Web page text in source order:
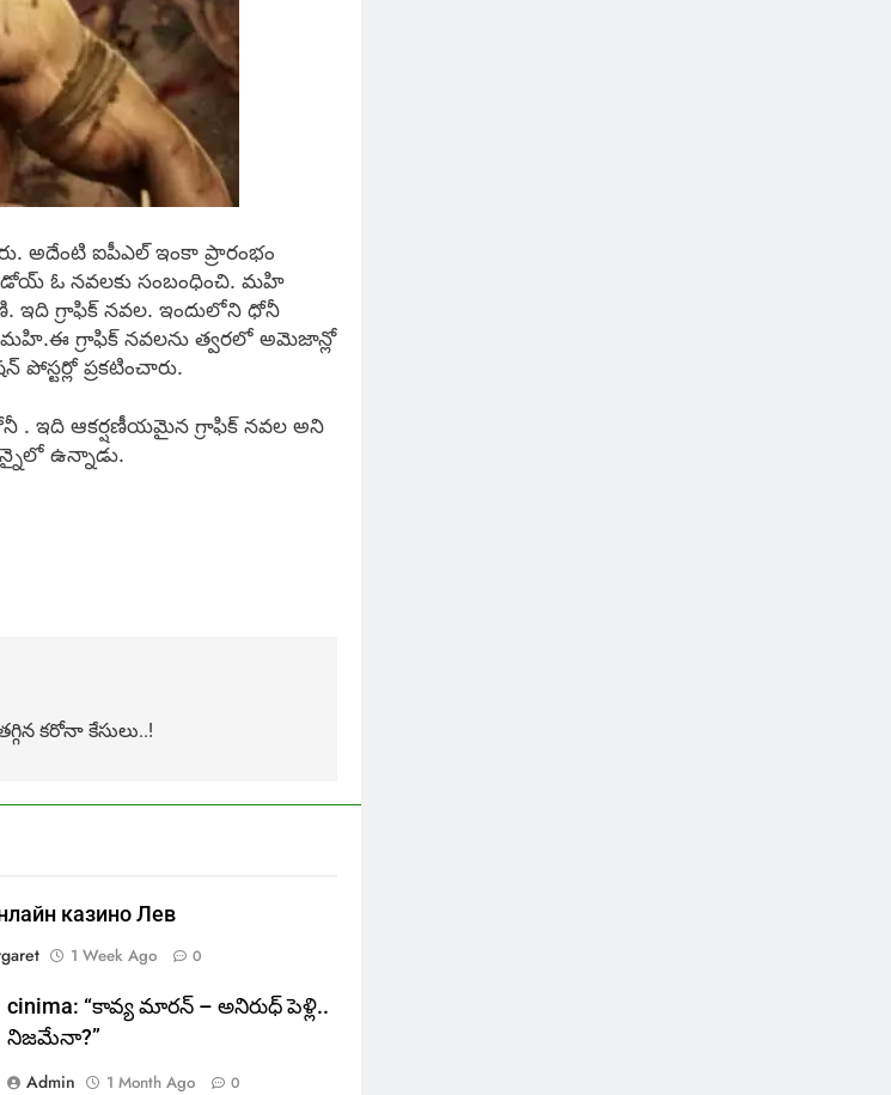
అదేంటి ఐపీఎల్ ఇంకా ప్రారంభం
ఓ నవలకు సంబంధించి. మహి
ఇది గ్రాఫిక్ నవల. ఇందులోని ధోనీ
మహి.ఈ గ్రాఫిక్ నవలను త్వరలో అమెజాన్లో
ప్రకటించారు.
. ఇది ఆకర్షణీయమైన గ్రాఫిక్ నవల అని
ఉన్నాడు.
కరోనా కేసులు..!
казино Лев
1 Week Ago 0
cinima: “కావ్య మారన్ – అనిరుధ్ పెళ్లి..
నిజమేనా?”
Admin
1 Month Ago 0